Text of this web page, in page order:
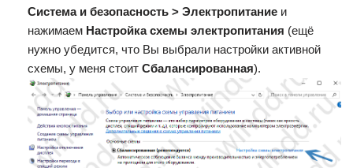
Система и безопасность > Электропитание и
нажимаем Настройка схемы электропитания (ещё
нужно убедится, что Вы выбрали настройки активной
схемы, у меня стоит Сбалансированная).